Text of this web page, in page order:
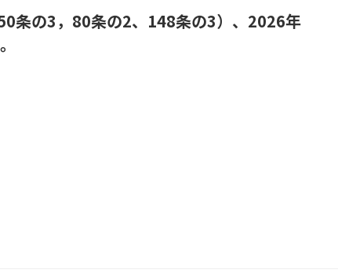
条の3，80条の2、148条の3）、2026年